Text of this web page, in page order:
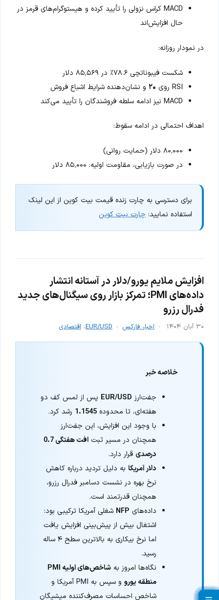
MACD کراس نزولی را تأیید کرده و هیستوگرام‌های قرمز در
حال افزایش‌اند
در نمودار روزانه:
شکست فیبوناتچی ۷۸.۶٪ در ۸۵٬۵۶۹ دلار
RSI روی
۲۰ و نشان‌دهنده شرایط اشباع فروش
MACD نیز ادامه سلطه فروشندگان را تأیید می‌کند
اهداف احتمالی در ادامه سقوط:
۸۰٬۰۰۰ دلار (حمایت روانی)
در صورت بازیابی، مقاومت اولیه: ۸۵٬۰۰۰ دلار
برای دسترسی به چارت زنده قیمت بیت کوین از این لینک
استفاده نمایید: چارت بیت کوین
افزایش ملایم یورو/دلار در آستانه انتشار
داده‌های PMI؛ تمرکز بازار روی سیگنال‌های جدید
فدرال رزرو
۳۰ آبان ۱۴۰۴ اخبار فارکس EUR/USD، اقتصادی
خلاصه خبر
جفت‌ارز EUR/USD پس از لمس کف دو
هفته‌ای، تا محدوده1.1545 رشد کرد.
با وجود این افزایش، این جفت‌ارز
همچنان در مسیر ثبت
افت هفتگی 0.7
درصدی قرار دارد.
دلار آمریکا به دلیل تردید درباره کاهش
نرخ بهره در نشست دسامبر فدرال رزرو،
همچنان قدرتمند است.
داده‌های NFP شغلی آمریکا ترکیبی بود:
اشتغال بیش از پیش‌بینی افزایش یافت
اما نرخ بیکاری به بالاترین سطح ۴ ساله
رسید.
نگاه‌ها امروز به
شاخص‌های اولیه PMI
منطقه یورو
و سپس به PMI آمریکا و
شاخص احساسات مصرف‌کننده میشیگان